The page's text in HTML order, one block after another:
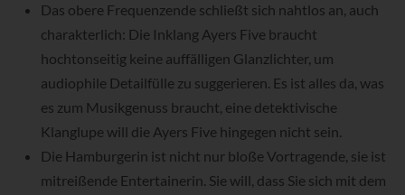
Das obere Frequenzende schließt sich nahtlos an, auch
charakterlich: Die Inklang Ayers Five braucht
hochtonseitig keine auffälligen Glanzlichter, um
audiophile Detailfülle zu suggerieren. Es ist alles da, was
es zum Musikgenuss braucht, eine detektivische
Klanglupe will die Ayers Five hingegen nicht sein.
Die Hamburgerin ist nicht nur bloße Vortragende, sie ist
mitreißende Entertainerin. Sie will, dass Sie sich mit dem